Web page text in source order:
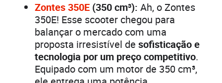
Zontes 350E (350 cm³): Ah, o Zontes
350E! Esse scooter chegou para
balançar o mercado com uma
proposta irresistível de sofisticação e
tecnologia por um preço competitivo.
Equipado com um motor de 350 cm³,